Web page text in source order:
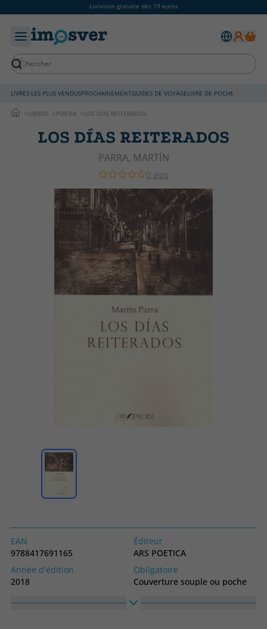
Livraison gratuite dès 19 euros
LIVRES LES PLUS VENDUSPROCHAINEMENTGUIDES DE VOYAGELIVRE DE POCHE
LIBROS POESIA LOS DÍAS REITERADOS
LOS DÍAS REITERADOS
PARRA, MARTÍN
0 avis
EAN
9788417691165
Éditeur
ARS POETICA
Année d'édition
2018
Obligatoire
Couverture souple ou poche
Collection